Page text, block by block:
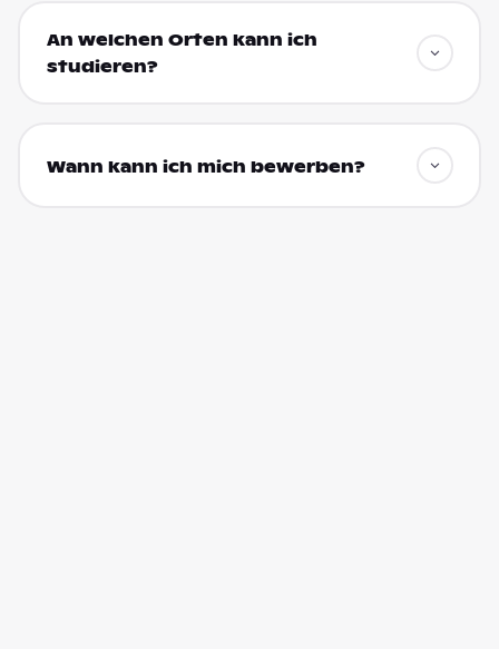
An welchen Orten kann ich
studieren?
Wann kann ich mich bewerben?